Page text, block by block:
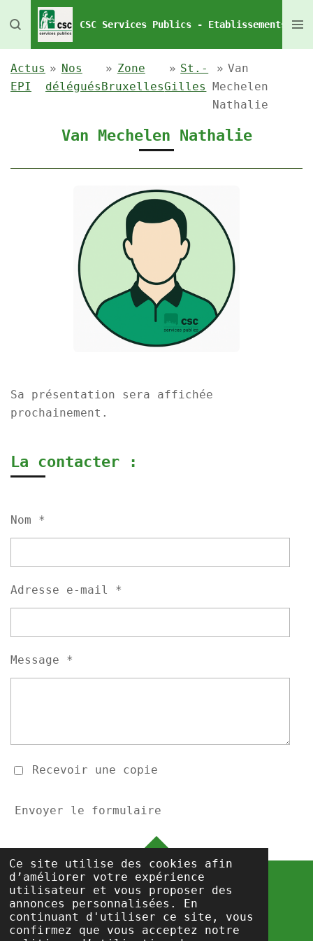
Ce site utilise des cookies afin
d’améliorer votre expérience
utilisateur et vous proposer des
annonces personnalisées. En
continuant d'utiliser ce site, vous
confirmez que vous acceptez notre
Passer
au
contenu
principal
CSC Services Publics - Etablissements
Actus
EPI
» Nos
délégués
» Zone
Bruxelles
» St.-
Gilles
» Van
Mechelen
Nathalie
Van Mechelen Nathalie
Sa présentation sera affichée
prochainement.
La contacter :
Nom *
Adresse e-mail *
Message *
Recevoir une copie
Envoyer le formulaire
HAUT
info@csc-prisons.be
Propulsé par Webador